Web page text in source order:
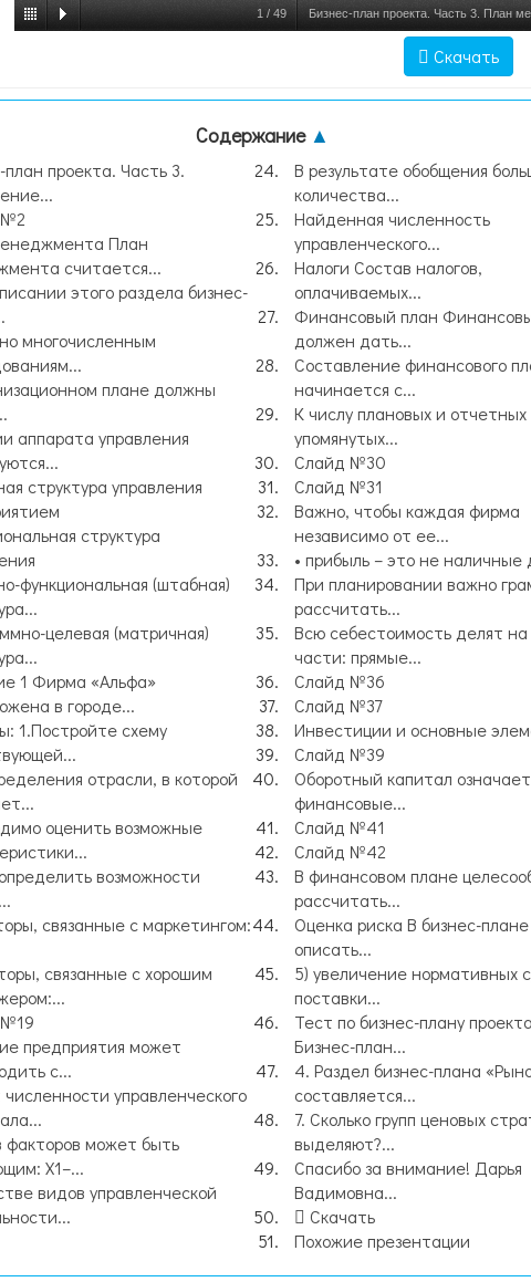
1 / 49 Бизнес-план проекта. Часть 3. План
Скачать
Содержание ▲
план проекта. Часть 3.
План
считается...
этого раздела бизнес-
многочисленным
плане должны
аппарата управления
структура управления
структура
функциональная (штабная)
целевая (матричная)
1 Фирма «Альфа»
в городе...
1.Постройте схему
отрасли, в которой
оценить возможные
возможности
связанные с маркетингом:
связанные с хорошим
предприятия может
с...
управленческого
факторов может быть
X1–...
видов управленческой
В результате обобщения
количества...
Найденная численность
управленческого...
Налоги Состав налогов,
оплачиваемых...
Финансовый план
должен дать...
Составление финансового
начинается с...
К числу плановых и
упомянутых...
Слайд №30
Слайд №31
Важно, чтобы каждая фирма
независимо от ее...
• прибыль – это не наличные
При планировании важно
рассчитать...
Всю себестоимость делят
части: прямые...
Слайд №36
Слайд №37
Инвестиции и основные
Слайд №39
Оборотный капитал означает
финансовые...
Слайд №41
Слайд №42
В финансовом плане
рассчитать...
Оценка риска В бизнес-
описать...
5) увеличение нормативных
поставки...
Тест по бизнес-плану
Бизнес-план...
4. Раздел бизнес-плана
составляется...
7. Сколько групп ценовых
выделяют?...
Спасибо за внимание! Дарья
Вадимовна...
Скачать
Похожие презентации